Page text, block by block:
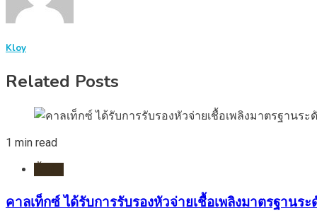
Kloy
Related Posts
1 min read
คาลเท็กซ์ ได้รับการรับรองหัวจ่ายเชื้อเพลิงมาตรฐาน